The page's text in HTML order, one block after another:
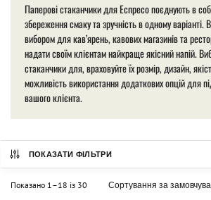
Паперові стаканчики для Еспресо поєднують в
збереження смаку та зручність в одному варіанті.
вибором для кав’ярень, кавових магазинів та
надати своїм клієнтам найкраще якісний напій.
стаканчики для, враховуйте їх розмір, дизайн,
можливість використання додаткових опцій для
вашого клієнта.
ПОКАЗАТИ ФІЛЬТРИ
Показано 1–18 із 30